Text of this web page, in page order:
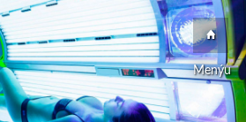
Menýu